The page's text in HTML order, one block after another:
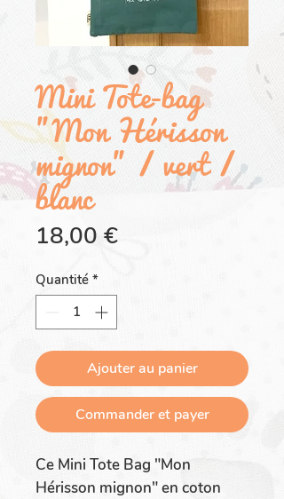
Mini Tote-bag
"Mon Hérisson
mignon" / vert /
blanc
18,00 €Prix
Quantité *
Ajouter au panier
Commander et payer
Ce Mini Tote Bag "Mon
Hérisson mignon" en coton